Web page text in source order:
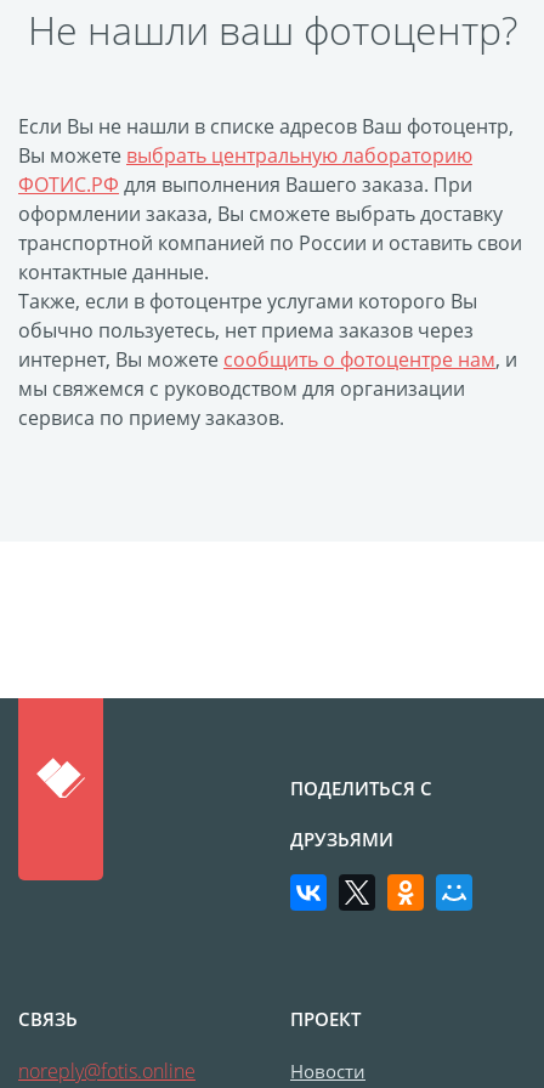
размеров
Печать чертежей
Холст настольный с
мольбертом
Roll up
Фото на холсте с карт.
осн. УФ
Пресс-воллы
Флип-Флоп портрет
Фото на металле
Коврик для мыши
Фото на часах
Фото на подушке
Фото на фартуке
Фото на кружках
Фото на бейсболке
Не нашли ваш фотоцентр?
Если Вы не нашли в списке адресов Ваш фотоцентр,
Вы можете выбрать центральную лабораторию
ФОТИС.РФ для выполнения Вашего заказа. При
оформлении заказа, Вы сможете выбрать доставку
транспортной компанией по России и оставить свои
контактные данные.
Также, если в фотоцентре услугами которого Вы
обычно пользуетесь, нет приема заказов через
интернет, Вы можете сообщить о фотоцентре нам, и
мы свяжемся с руководством для организации
сервиса по приему заказов.
ПОДЕЛИТЬСЯ С
ДРУЗЬЯМИ
СВЯЗЬ
noreply@fotis.online
ПРОЕКТ
Новости